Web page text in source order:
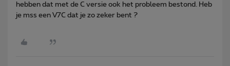
hebben dat met de C versie ook het probleem bestond. Heb
je mss een V7C dat je zo zeker bent ?